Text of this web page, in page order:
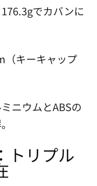
176.3gでカバンに
（キーキャップ
ミニウムとABSの
トリプル